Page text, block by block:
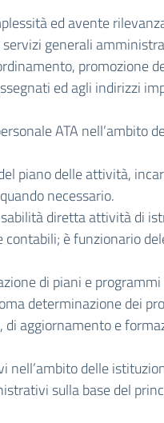
ed avente
generali
promozione
ed agli indirizzi
ATA nell’ambito
piano delle attività,
necessario.
diretta attività di
è funzionario
di piani e
determinazione dei
aggiornamento e
nell’ambito delle
sulla base del